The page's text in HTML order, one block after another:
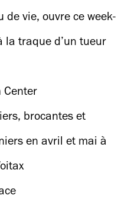
de vie, ouvre ce week-
la traque d’un tueur
Center
brocantes et
en avril et mai à